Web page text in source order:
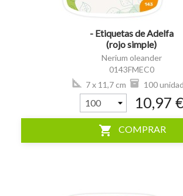
- Etiquetas de Adelfa
(rojo simple)
Nerium oleander
0143FMEC0
7 x 11,7 cm
100
10,97 €
shopping_cart COMPRAR